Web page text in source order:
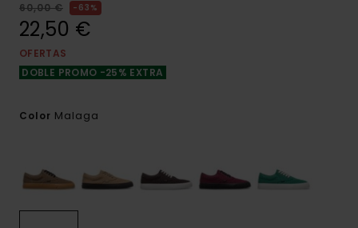
60,00 €
63%
22,50 €
OFERTAS
DOBLE PROMO -25% EXTRA
Color Malaga